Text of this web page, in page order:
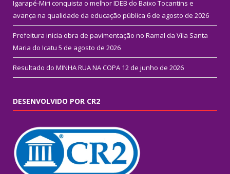
Igarapé-Miri conquista o melhor IDEB do Baixo Tocantins e
avança na qualidade da educação pública 6 de agosto de 2026
Prefeitura inicia obra de pavimentação no Ramal da Vila Santa
Maria do Icatu 5 de agosto de 2026
Resultado do MINHA RUA NA COPA 12 de junho de 2026
DESENVOLVIDO POR CR2